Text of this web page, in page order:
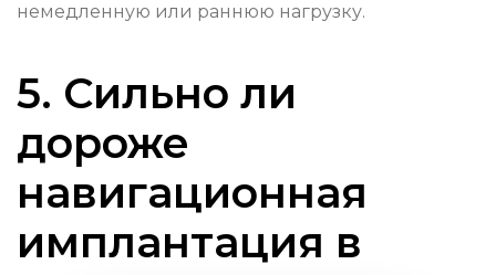
немедленную или раннюю нагрузку.
5. Сильно ли
дороже
навигационная
имплантация в